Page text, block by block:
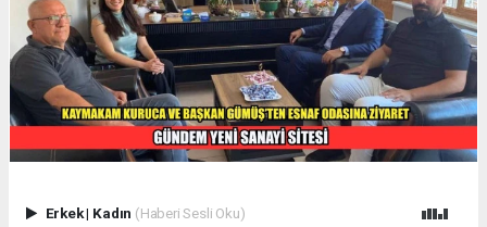
Erkek| Kadın (Haberi Sesli Oku)